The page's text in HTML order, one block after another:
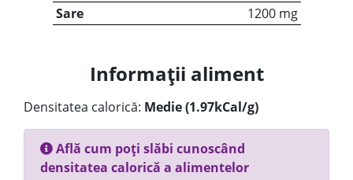
Sare
1200 mg
Informații aliment
Densitatea calorică: Medie (1.97kCal/g)
Află cum poți slăbi cunoscând
densitatea calorică a alimentelor